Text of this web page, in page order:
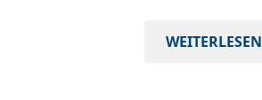
PAPETERIE
WEITERLESEN